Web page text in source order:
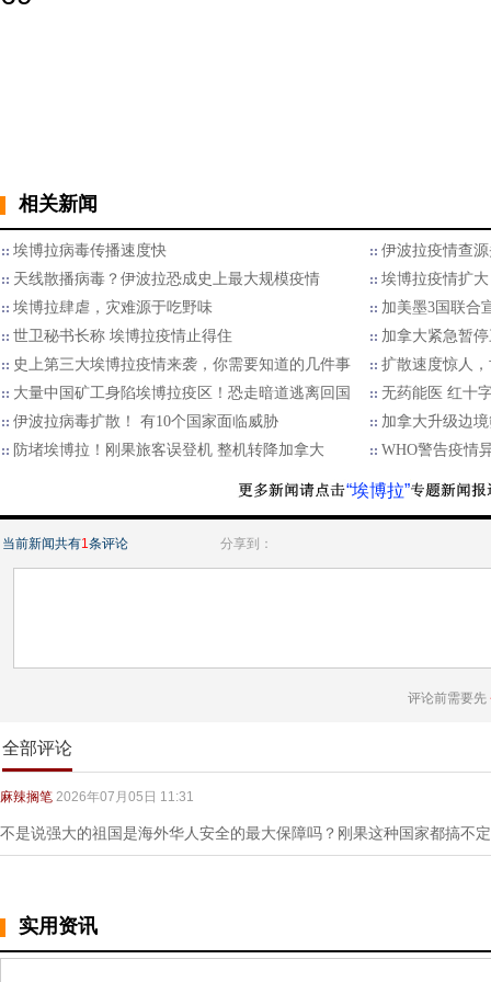
相关新闻
埃博拉病毒传播速度快
伊波拉疫情查
天线散播病毒？伊波拉恐成史上最大规模疫情
埃博拉疫情扩大
埃博拉肆虐，灾难源于吃野味
加美墨3国联合
世卫秘书长称 埃博拉疫情止得住
加拿大紧急暂
史上第三大埃博拉疫情来袭，你需要知道的几件事
扩散速度惊人
大量中国矿工身陷埃博拉疫区！恐走暗道逃离回国
无药能医 红十
伊波拉病毒扩散！ 有10个国家面临威胁
加拿大升级边
防堵埃博拉！刚果旅客误登机 整机转降加拿大
WHO警告疫情
“埃博拉”
当前新闻共有1条评论 分享到：
评论前需要先
全部评论
麻辣搁笔 2026年07月05日 11:31
不是说强大的祖国是海外华人安全的最大保障吗？刚果这种国家都搞不
实用资讯